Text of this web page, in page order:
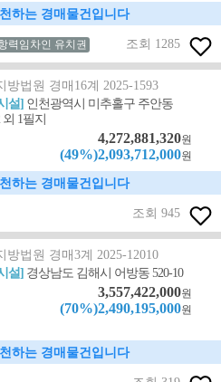
하는 경매물건입니다
력임차인 유치권 조회 1285
방법원 경매16계 2025-1593
설] 인천광역시 미추홀구 주안동
외 1필지
4,272,881,320원
(49%)2,093,712,000원
하는 경매물건입니다
조회 945
방법원 경매3계 2025-12010
설] 경상남도 김해시 어방동 520-10
3,557,422,000원
(70%)2,490,195,000원
하는 경매물건입니다